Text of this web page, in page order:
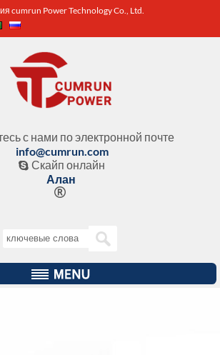
cumrun Power Technology Co., Ltd.
с нами по электронной почте
info@cumrun.com
 Скайп онлайн
Алан
